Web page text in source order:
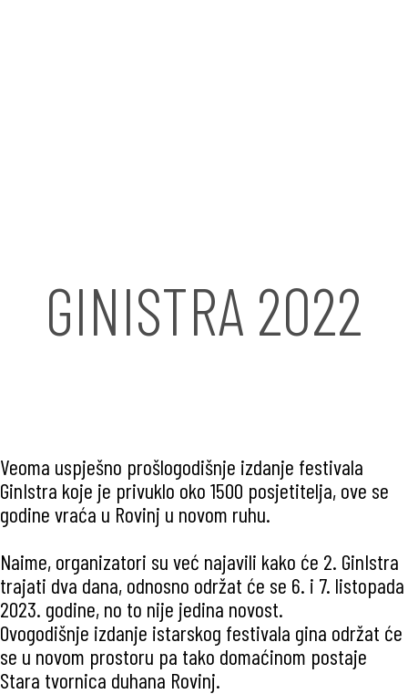
GINISTRA 2022
Veoma uspješno prošlogodišnje izdanje festivala
GinIstra koje je privuklo oko 1500 posjetitelja, ove se
godine vraća u Rovinj u novom ruhu.
Naime, organizatori su već najavili kako će 2. GinIstra
trajati dva dana, odnosno održat će se 6. i 7. listopada
2023. godine, no to nije jedina novost.
Ovogodišnje izdanje istarskog festivala gina održat će
se u novom prostoru pa tako domaćinom postaje
Stara tvornica duhana Rovinj.